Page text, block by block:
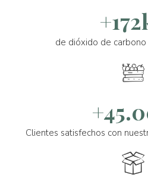
de dióxido de
Clientes satisfechos con